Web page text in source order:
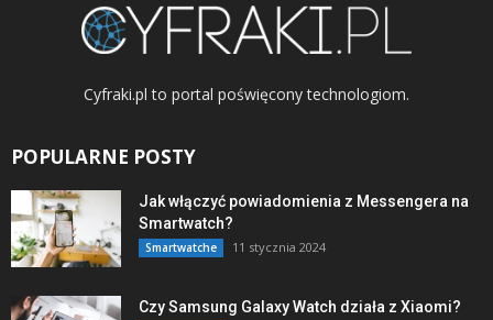
Cyfraki.pl to portal poświęcony technologiom.
POPULARNE POSTY
Jak włączyć powiadomienia z Messengera na
Smartwatch?
Smartwatche 11 stycznia 2024
Czy Samsung Galaxy Watch działa z Xiaomi?